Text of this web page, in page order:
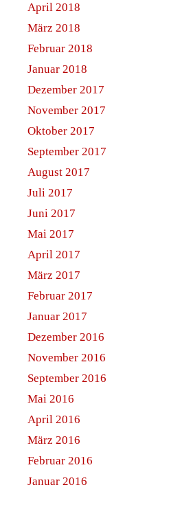
April 2018
März 2018
Februar 2018
Januar 2018
Dezember 2017
November 2017
Oktober 2017
September 2017
August 2017
Juli 2017
Juni 2017
Mai 2017
April 2017
März 2017
Februar 2017
Januar 2017
Dezember 2016
November 2016
September 2016
Mai 2016
April 2016
März 2016
Februar 2016
Januar 2016